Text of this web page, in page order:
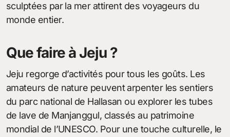
sculptées par la mer attirent des voyageurs du
monde entier.
Que faire à Jeju ?
Jeju regorge d’activités pour tous les goûts. Les
amateurs de nature peuvent arpenter les sentiers
du parc national de Hallasan ou explorer les tubes
de lave de Manjanggul, classés au patrimoine
mondial de l’UNESCO. Pour une touche culturelle, le